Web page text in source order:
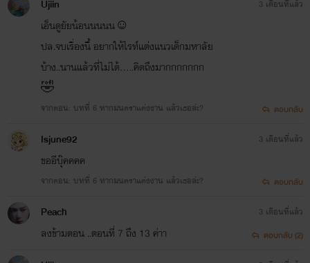
Ujiin
เอ็นดูยัยน้อนนนนน☺️
ปล.จบเรื่องนี้ อยากให้ไรท์แต่งแนวเด็กมหาลัย
บ้าง..นานแล้วที่ไม่ได้.....คิดถึงมากกกกกกก
🤣
จากตอน: บทที่ 6 หากมนตราแต่งงาน แล้วเธอล่ะ?
3 เดือนที่แล้ว
ตอบกลับ
Isjune92
ขออีบุ๊คคคค
จากตอน: บทที่ 6 หากมนตราแต่งงาน แล้วเธอล่ะ?
3 เดือนที่แล้ว
ตอบกลับ
Peach
ลงข้ามตอน ..ตอนที่ 7 ถึง 13 ค่าา
3 เดือนที่แล้ว
ตอบกลับ (2)